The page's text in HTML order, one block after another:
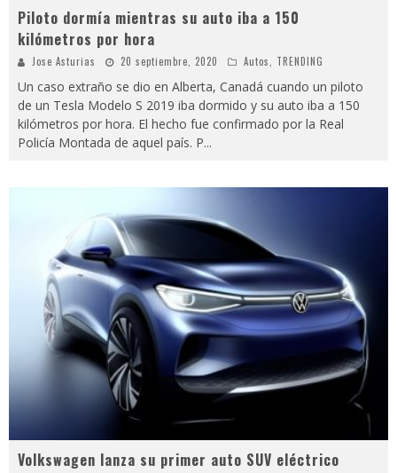
Piloto dormía mientras su auto iba a 150
kilómetros por hora
Jose Asturias 20 septiembre, 2020 Autos TRENDING
Un caso extraño se dio en Alberta, Canadá cuando un piloto
de un Tesla Modelo S 2019 iba dormido y su auto iba a 150
kilómetros por hora. El hecho fue confirmado por la Real
Policía Montada de aquel país. P...
Volkswagen lanza su primer auto SUV eléctrico